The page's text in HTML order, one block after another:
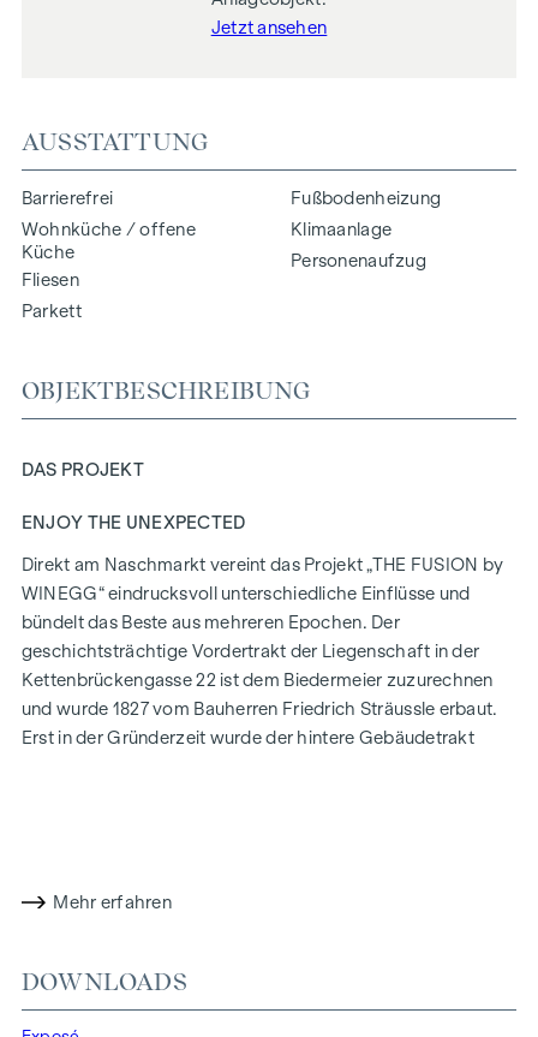
Jetzt ansehen
AUSSTATTUNG
Barrierefrei
Wohnküche / offene
Küche
Fliesen
Parkett
Fußbodenheizung
Klimaanlage
Personenaufzug
OBJEKTBESCHREIBUNG
DAS PROJEKT
ENJOY THE UNEXPECTED
Direkt am Naschmarkt vereint das Projekt „THE FUSION by
WINEGG“ eindrucksvoll unterschiedliche Einflüsse und
bündelt das Beste aus mehreren Epochen. Der
geschichtsträchtige Vordertrakt der Liegenschaft in der
Kettenbrückengasse 22 ist dem Biedermeier zuzurechnen
und wurde 1827 vom Bauherren Friedrich Sträussle erbaut.
Erst in der Gründerzeit wurde der hintere Gebäudetrakt
darauf geachtet, den wertvollen historischen Charakter des
In THE FUSION by WINEGG finden Design und
Mehr erfahren
DOWNLOADS